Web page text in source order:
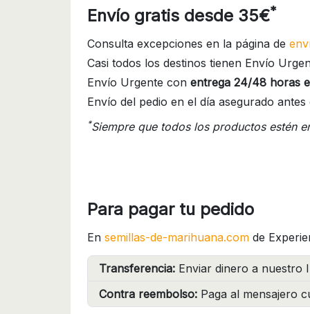
Envío gratis desde 35€*
Consulta excepciones en la página de
Casi todos los destinos tienen Envío
Envío Urgente con entrega 24/48 horas
Envío del pedio en el día asegurado antes
*Siempre que todos los productos estén
Para pagar tu pedido
En semillas-de-marihuana.com de
Transferencia: Enviar dinero a nuestro
Contra reembolso: Paga al mensajero